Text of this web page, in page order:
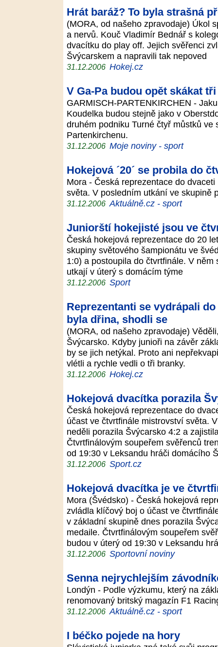
Hrát baráž? To byla strašná
(MORA, od našeho zpravodaje) Úkol
a nervů. Kouč Vladimír Bednář s
dvacítku do play off. Jejich svěřenci
Švýcarskem a napravili tak nepoved
31.12.2006 Hokej.cz
V Ga-Pa budou opět skákat
GARMISCH-PARTENKIRCHEN -
Koudelka budou stejně jako v
druhém podniku Turné čtyř můstků
Partenkirchenu.
31.12.2006 Moje noviny - sport
Hokejová ´20´ se probila do
Mora - Česká reprezentace do
světa. V posledním utkání ve skupině
31.12.2006 Aktuálně.cz - sport
Juniorští hokejisté jsou ve
Česká hokejová reprezentace do 20
skupiny světového šampionátu ve
1:0) a postoupila do čtvrtfinále. V
utkají v úterý s domácím týme
31.12.2006 Sport
Reprezentanti se vydrápali
byla dřina, shodli se
(MORA, od našeho zpravodaje)
Švýcarsko. Kdyby junioři na závěr
by se jich netýkal. Proto ani
vlétli a rychle vedli o tři branky.
31.12.2006 Hokej.cz
Hokejová dvacítka porazila
Česká hokejová reprezentace do
účast ve čtvrtfinále mistrovství světa.
neděli porazila Švýcarsko 4:2 a
Čtvrtfinálovým soupeřem svěřenců
od 19:30 v Leksandu hráči domácího
31.12.2006 Sport.cz
Hokejová dvacítka je ve
Mora (Švédsko) - Česká hokejová
zvládla klíčový boj o účast ve
v základní skupině dnes porazila
medaile. Čtvrtfinálovým soupeřem
budou v úterý od 19:30 v Leksandu
31.12.2006 Sportovní noviny
Senna nejrychlejším
Londýn - Podle výzkumu, který na
renomovaný britský magazín F1
31.12.2006 Aktuálně.cz - sport
I béčko pojede na hory